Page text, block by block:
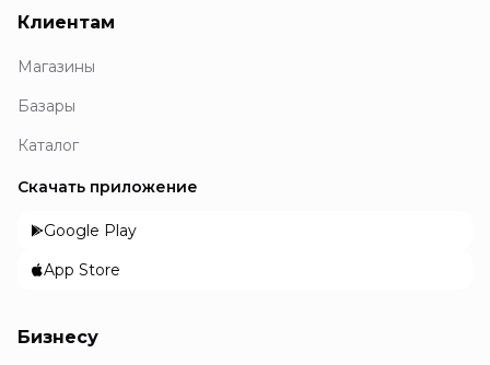
Клиентам
Магазины
Базары
Каталог
Скачать приложение
Google Play
App Store
Бизнесу